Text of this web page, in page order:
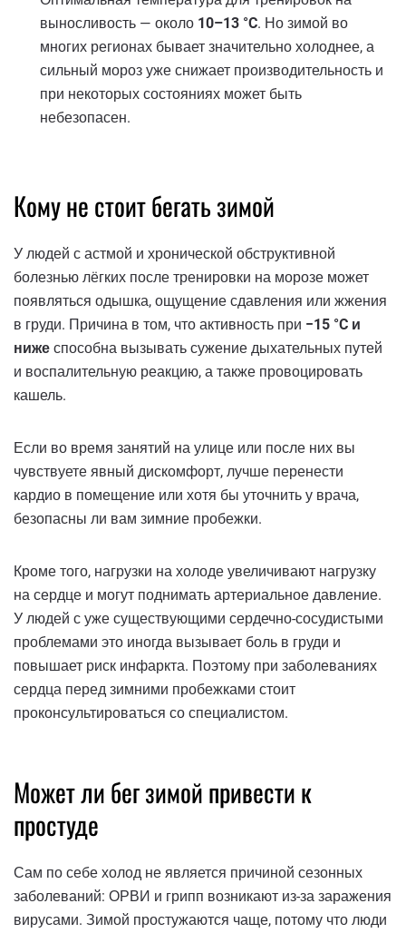
выносливость — около 10–13 °C. Но зимой во
многих регионах бывает значительно холоднее, а
сильный мороз уже снижает производительность и
при некоторых состояниях может быть
небезопасен.
Кому не стоит бегать зимой
У людей с астмой и хронической обструктивной
болезнью лёгких после тренировки на морозе может
появляться одышка, ощущение сдавления или жжения
в груди. Причина в том, что активность при −15 °C и
ниже способна вызывать сужение дыхательных путей
и воспалительную реакцию, а также провоцировать
кашель.
Если во время занятий на улице или после них вы
чувствуете явный дискомфорт, лучше перенести
кардио в помещение или хотя бы уточнить у врача,
безопасны ли вам зимние пробежки.
Кроме того, нагрузки на холоде увеличивают нагрузку
на сердце и могут поднимать артериальное давление.
У людей с уже существующими сердечно-сосудистыми
проблемами это иногда вызывает боль в груди и
повышает риск инфаркта. Поэтому при заболеваниях
сердца перед зимними пробежками стоит
проконсультироваться со специалистом.
Может ли бег зимой привести к
простуде
Сам по себе холод не является причиной сезонных
заболеваний: ОРВИ и грипп возникают из-за заражения
вирусами. Зимой простужаются чаще, потому что люди